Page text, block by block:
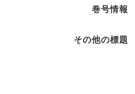
巻号情報
その他の標題